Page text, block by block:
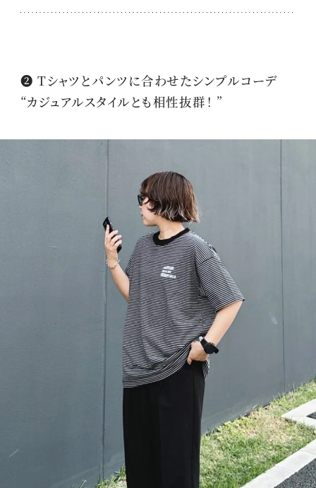
❷ Tシャツとパンツに合わせたシンプルコーデ
“カジュアルスタイルとも相性抜群！ ”